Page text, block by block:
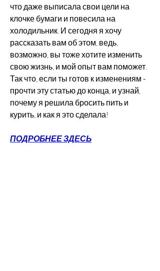
что даже выписала свои цели на
клочке бумаги и повесила на
холодильник. И сегодня я хочу
рассказать вам об этом, ведь,
возможно, вы тоже хотите изменить
свою жизнь, и мой опыт вам поможет.
Так что, если ты готов к изменениям -
прочти эту статью до конца, и узнай,
почему я решила бросить пить и
курить, и как я это сделала!
ПОДРОБНЕЕ ЗДЕСЬ